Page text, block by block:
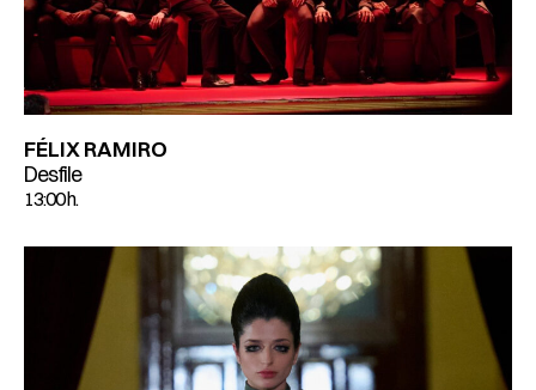
FÉLIX RAMIRO
Desfile
13:00 h.